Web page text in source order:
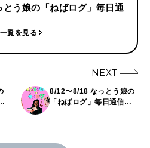
とう娘の「ねばログ」毎日通
覧を見る
NEXT
8/12〜8/18 なっとう娘の
「ねばログ」毎日通信。